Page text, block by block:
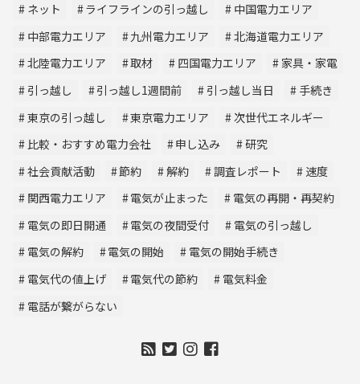
ネット
ライフラインの引っ越し
中国電力エリア
中部電力エリア
九州電力エリア
北海道電力エリア
北陸電力エリア
取材 四国電力エリア
家具・家電
引っ越し
引っ越し1週間前 引っ越し当日
手続き
東京の引っ越し
東京電力エリア
次世代エネルギー
比較・おすすめ電力会社
申し込み
研究
社会貢献活動
節約 解約 調査レポート
速度
関西電力エリア
電気が止まった
電気の再開・再契約
電気の即日開通
電気の夜間受付
電気の引っ越し
電気の解約
電気の開始
電気の開始手続き
電気代の値上げ
電気代の節約
電気料金
電話が繋がらない